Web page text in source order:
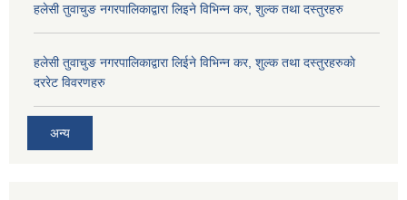
हलेसी तुवाचुङ नगरपालिकाद्वारा लिइने विभिन्न कर, शुल्क तथा दस्तुरहरु
हलेसी तुवाचुङ नगरपालिकाद्वारा लिईने विभिन्न कर, शुल्क तथा दस्तुरहरुकाे
दररेट विवरणहरु
अन्य